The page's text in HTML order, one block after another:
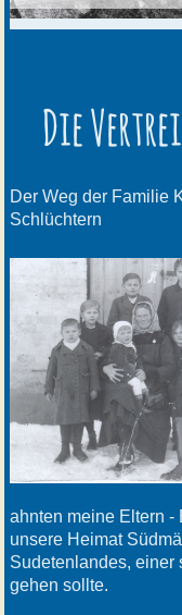
Die
Der Weg der Familie
Schlüchtern
ahnten meine Eltern -
unsere Heimat
Sudetenlandes, einer
gehen sollte.